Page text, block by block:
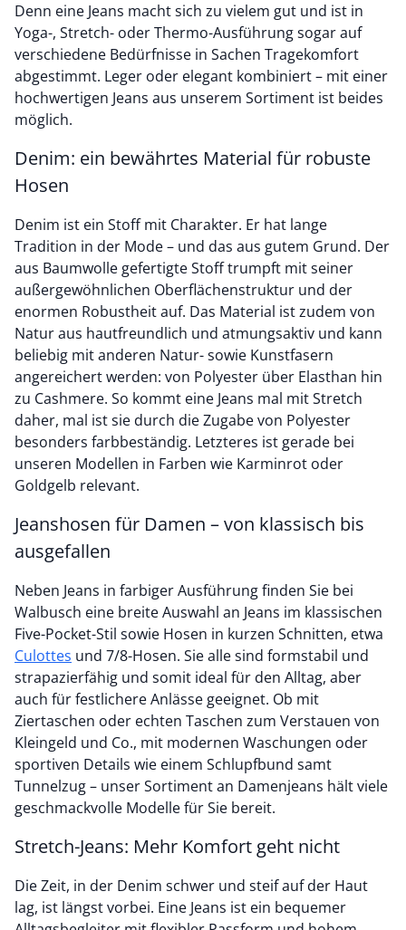
Denn eine Jeans macht sich zu vielem gut und ist in
Yoga-, Stretch- oder Thermo-Ausführung sogar auf
verschiedene Bedürfnisse in Sachen Tragekomfort
abgestimmt. Leger oder elegant kombiniert – mit einer
hochwertigen Jeans aus unserem Sortiment ist beides
möglich.
Denim: ein bewährtes Material für robuste
Hosen
Denim ist ein Stoff mit Charakter. Er hat lange
Tradition in der Mode – und das aus gutem Grund. Der
aus Baumwolle gefertigte Stoff trumpft mit seiner
außergewöhnlichen Oberflächenstruktur und der
enormen Robustheit auf. Das Material ist zudem von
Natur aus hautfreundlich und atmungsaktiv und kann
beliebig mit anderen Natur- sowie Kunstfasern
angereichert werden: von Polyester über Elasthan hin
zu Cashmere. So kommt eine Jeans mal mit Stretch
daher, mal ist sie durch die Zugabe von Polyester
besonders farbbeständig. Letzteres ist gerade bei
unseren Modellen in Farben wie Karminrot oder
Goldgelb relevant.
Jeanshosen für Damen – von klassisch bis
ausgefallen
Neben Jeans in farbiger Ausführung finden Sie bei
Walbusch eine breite Auswahl an Jeans im klassischen
Five-Pocket-Stil sowie Hosen in kurzen Schnitten, etwa
Culottes
strapazierfähig und somit ideal für den Alltag, aber
auch für festlichere Anlässe geeignet. Ob mit
Ziertaschen oder echten Taschen zum Verstauen von
Kleingeld und Co., mit modernen Waschungen oder
sportiven Details wie einem Schlupfbund samt
Tunnelzug – unser Sortiment an Damenjeans hält viele
geschmackvolle Modelle für Sie bereit.
Stretch-Jeans: Mehr Komfort geht nicht
Die Zeit, in der Denim schwer und steif auf der Haut
lag, ist längst vorbei. Eine Jeans ist ein bequemer